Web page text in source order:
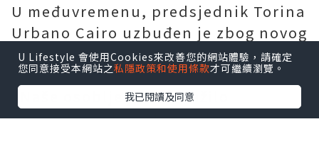
U međuvremenu, predsjednik Torina
Urbano Cairo uzbuđen je zbog novog
potpisa.
"Naše osoblje je već tražilo
perspektivu kao što je Ola Aina,
U Lifestyle 會使用Cookies來改善您的網站體驗，請確定
您同意接受本網站之私隱政策和使用條款才可繼續瀏覽。
我已閱讀及同意